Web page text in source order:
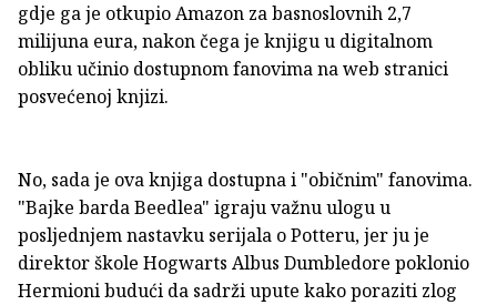
gdje ga je otkupio Amazon za basnoslovnih 2,7
milijuna eura, nakon čega je knjigu u digitalnom
obliku učinio dostupnom fanovima na web stranici
posvećenoj knjizi.
No, sada je ova knjiga dostupna i "običnim" fanovima.
"Bajke barda Beedlea" igraju važnu ulogu u
posljednjem nastavku serijala o Potteru, jer ju je
direktor škole Hogwarts Albus Dumbledore poklonio
Hermioni budući da sadrži upute kako poraziti zlog